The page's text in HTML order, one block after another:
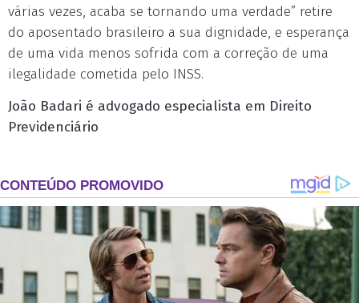
várias vezes, acaba se tornando uma verdade” retire
do aposentado brasileiro a sua dignidade, e esperança
de uma vida menos sofrida com a correção de uma
ilegalidade cometida pelo INSS.
João Badari é advogado especialista em Direito
Previdenciário